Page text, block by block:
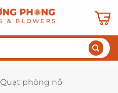
Quạt phòng nổ